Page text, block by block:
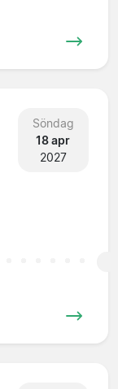
Söndag
18 apr
2027